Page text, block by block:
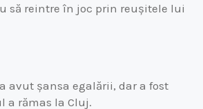
să reintre în joc prin reușitele lui
avut șansa egalării, dar a fost
a rămas la Cluj.